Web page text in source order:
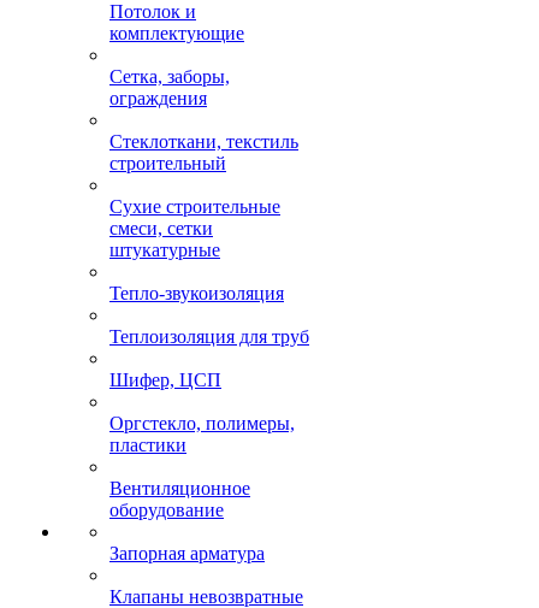
Потолок и
комплектующие
Сетка, заборы,
ограждения
Стеклоткани, текстиль
строительный
Сухие строительные
смеси, сетки
штукатурные
Тепло-звукоизоляция
Теплоизоляция для труб
Шифер, ЦСП
Оргстекло, полимеры,
пластики
Вентиляционное
оборудование
Запорная арматура
Клапаны невозвратные